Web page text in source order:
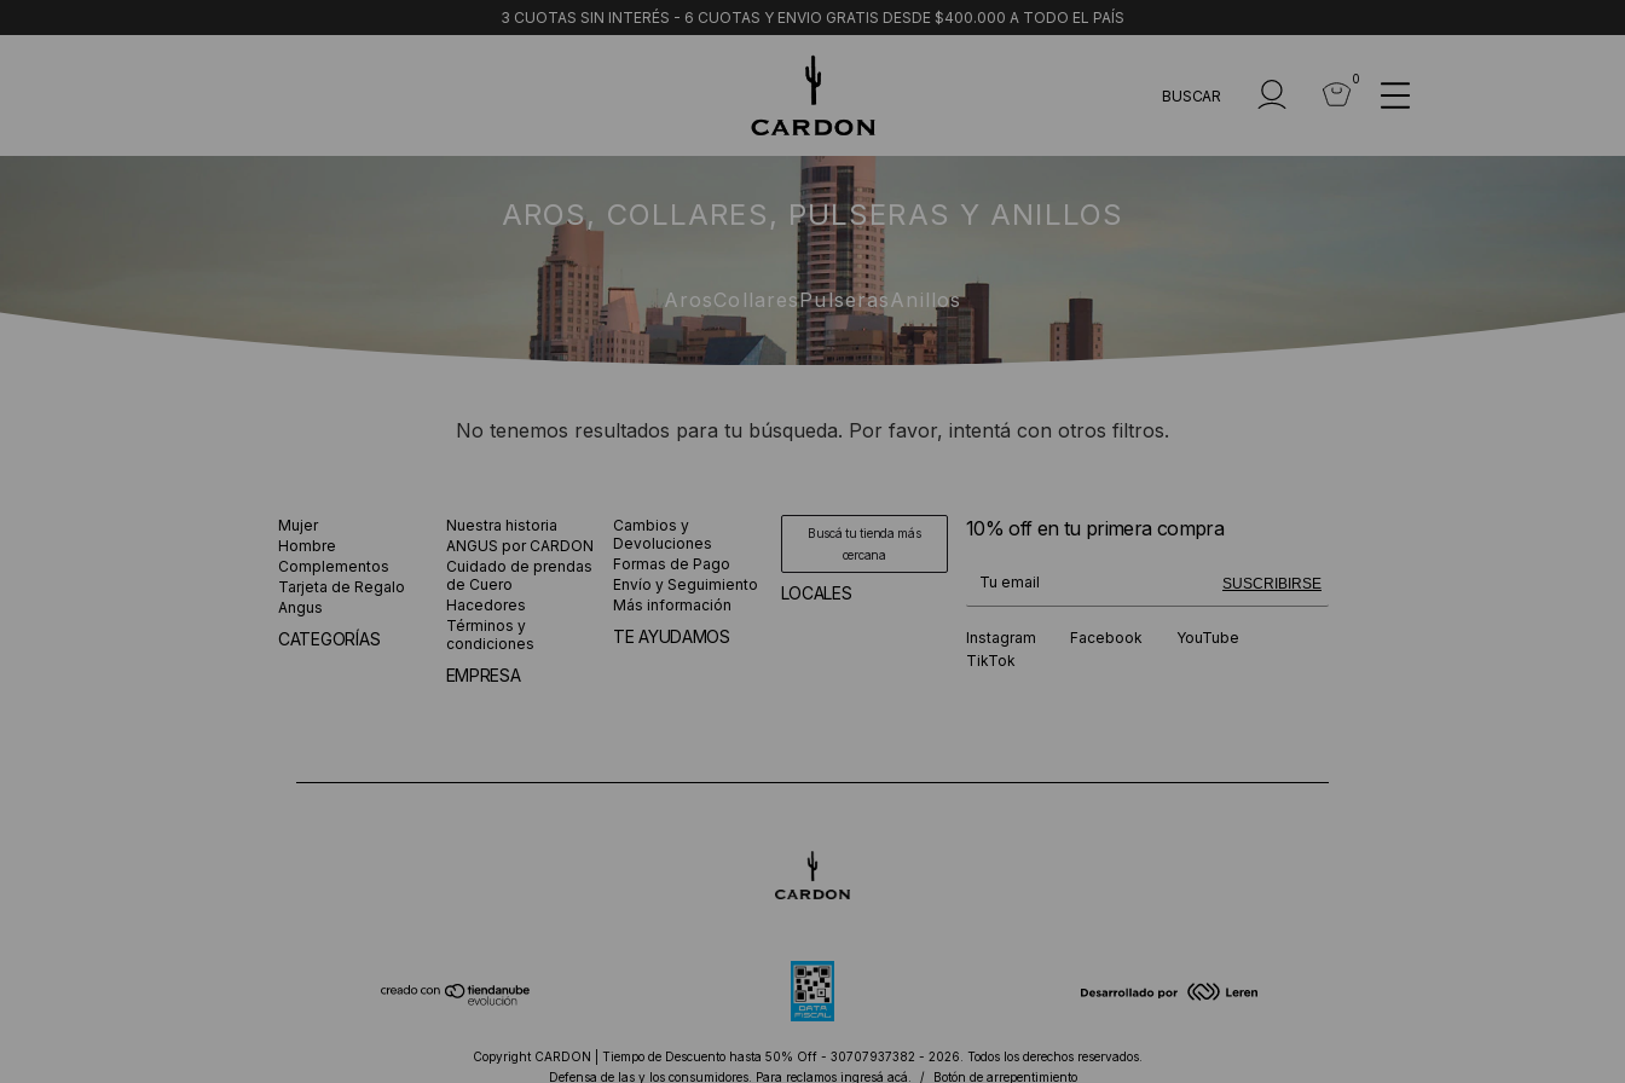
3 CUOTAS SIN INTERÉS - 6 CUOTAS Y ENVIO GRATIS DESDE $400.000 A TODO EL PAÍS
BUSCAR
0
AROS, COLLARES, PULSERAS Y ANILLOS
ArosCollaresPulserasAnillos
No tenemos resultados para tu búsqueda. Por favor, intentá con otros filtros.
Mujer
Hombre
Complementos
Tarjeta de Regalo
Angus
CATEGORÍAS
Nuestra historia
ANGUS por CARDON
Cuidado de prendas
de Cuero
Hacedores
Términos y
condiciones
EMPRESA
Cambios y
Devoluciones
Formas de Pago
Envío y Seguimiento
Más información
TE AYUDAMOS
Buscá tu tienda más
cercana
LOCALES
10% off en tu primera compra
SUSCRIBIRSE
¡Te suscribiste exitosamente!
Instagram Facebook
YouTube
TikTok
Copyright CARDON | Tiempo de Descuento hasta 50% Off - 30707937382 - 2026. Todos los derechos reservados.
Defensa de las y los consumidores. Para reclamos ingresá acá. / Botón de arrepentimiento